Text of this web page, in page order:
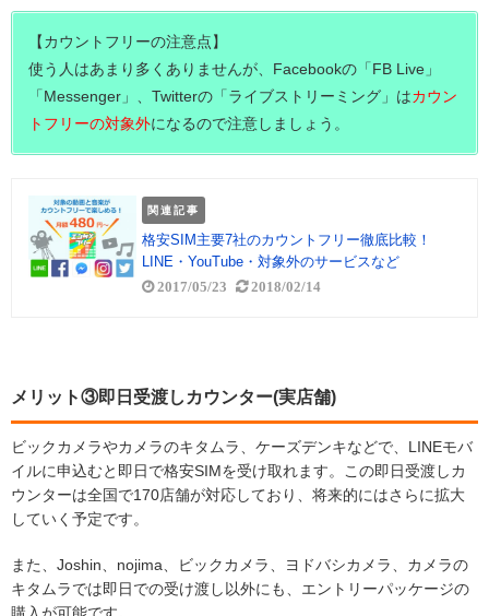
【カウントフリーの注意点】
使う人はあまり多くありませんが、Facebookの「FB Live」
「Messenger」、Twitterの「ライブストリーミング」はカウン
トフリーの対象外になるので注意しましょう。
関連記事
格安SIM主要7社のカウントフリー徹底比較！
LINE・YouTube・対象外のサービスなど
2017/05/23 2018/02/14
メリット③即日受渡しカウンター(実店舗)
ビックカメラやカメラのキタムラ、ケーズデンキなどで、LINEモバ
イルに申込むと即日で格安SIMを受け取れます。この即日受渡しカ
ウンターは全国で170店舗が対応しており、将来的にはさらに拡大
していく予定です。
また、Joshin、nojima、ビックカメラ、ヨドバシカメラ、カメラの
キタムラでは即日での受け渡し以外にも、エントリーパッケージの